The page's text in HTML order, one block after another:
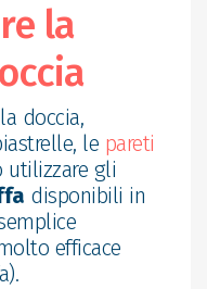
la
doccia,
le pareti
utilizzare gli
disponibili in
efficace